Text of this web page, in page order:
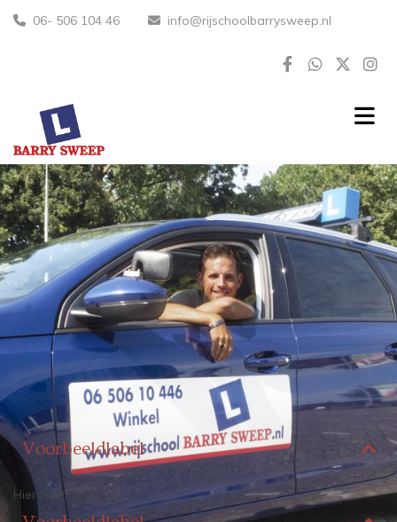
 06- 506 104 46  info@rijschoolbarrysweep.nl
Voorbeeldlabel
Hier tekst typen